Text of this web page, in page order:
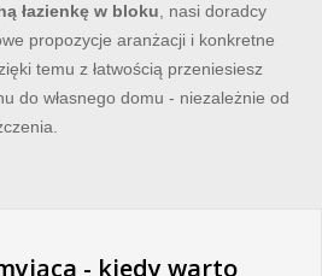
łazienkę w bloku, nasi doradcy
propozycje aranżacji i konkretne
temu z łatwością przeniesiesz
do własnego domu - niezależnie od
- kiedy warto